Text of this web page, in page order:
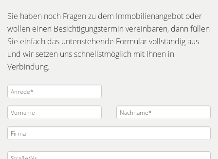
Sie haben noch Fragen zu dem Immobilienangebot oder
wollen einen Besichtigungstermin vereinbaren, dann füllen
Sie einfach das untenstehende Formular vollständig aus
und wir setzen uns schnellstmöglich mit Ihnen in
Verbindung.